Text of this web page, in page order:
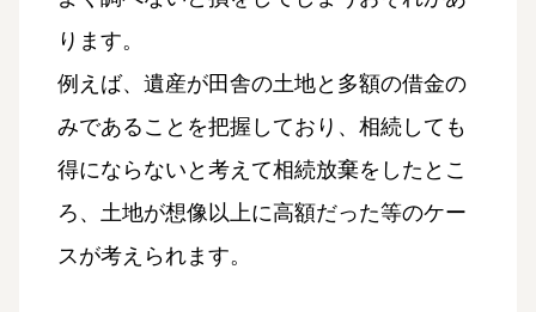
ります。
例えば、遺産が田舎の土地と多額の借金の
みであることを把握しており、相続しても
得にならないと考えて相続放棄をしたとこ
ろ、土地が想像以上に高額だった等のケー
スが考えられます。